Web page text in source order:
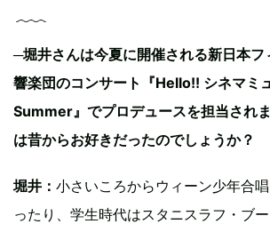
─堀井さんは今夏に開催される新日本フ
響楽団のコンサート『Hello!! シネマミ
Summer』でプロデュースを担当され
は昔からお好きだったのでしょうか？
堀井： 小さいころからウィーン少年合
ったり、学生時代はスタニスラフ・ブ